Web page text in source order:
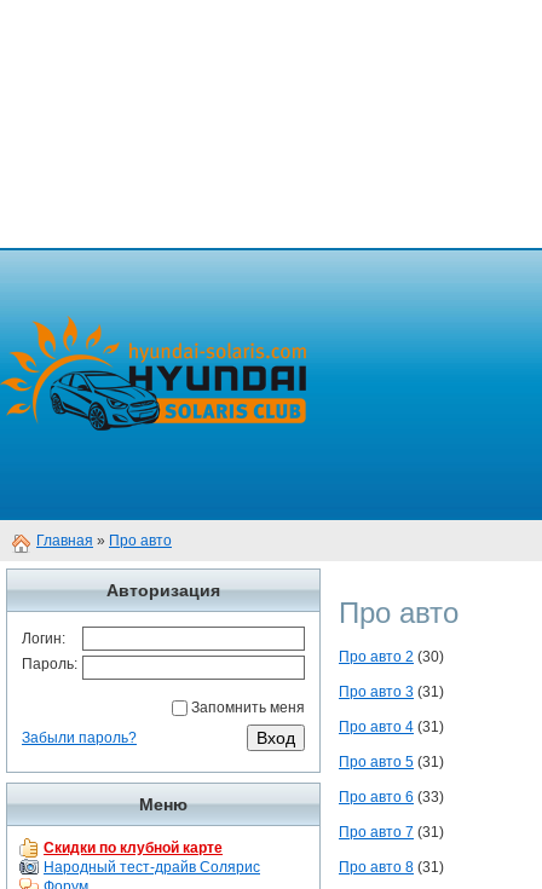
Главная » Про авто
Авторизация
Логин:
Пароль:
Запомнить меня
Забыли пароль?
Меню
Скидки по клубной карте
Народный тест-драйв Солярис
Про авто
Про авто 2 (30)
Про авто 3 (31)
Про авто 4 (31)
Про авто 5 (31)
Про авто 6 (33)
Про авто 7 (31)
Про авто 8 (31)